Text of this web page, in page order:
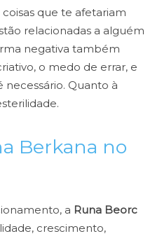
que te afetariam
relacionadas a alguém
negativa também
o medo de errar, e
Quanto à
Berkana no
a Runa Beorc
crescimento,